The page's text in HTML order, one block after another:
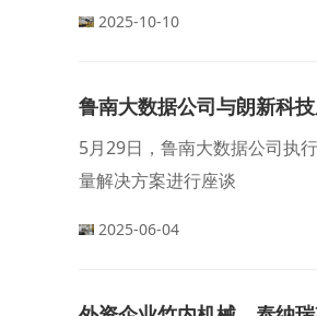
2025-10-10
鲁南大数据公司与朗新科
5月29日，鲁南大数据公司执
量解决方案进行座谈
2025-06-04